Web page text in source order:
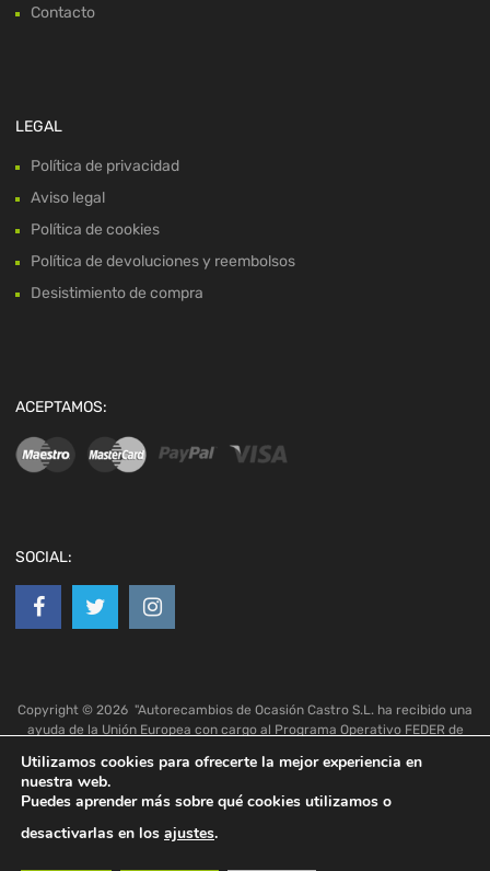
Utilizamos cookies para ofrecerte la mejor experiencia en
nuestra web.
Puedes aprender más sobre qué cookies utilizamos o
desactivarlas en los ajustes.
Contacto
LEGAL
Política de privacidad
Aviso legal
Política de cookies
Política de devoluciones y reembolsos
Desistimiento de compra
ACEPTAMOS:
SOCIAL:
Copyright © 2026 "Autorecambios de Ocasión Castro S.L. ha recibido una
ayuda de la Unión Europea con cargo al Programa Operativo FEDER de
a la pandemia de COVID-19 (REACT-UE), para compensar el sobrecoste
energético de gas natural y/o electricidad a pymes y autónomos
especialmente afectados por el incremento de los precios del gas natural
y la electricidad provocados por el impacto de la guerra de agresión de